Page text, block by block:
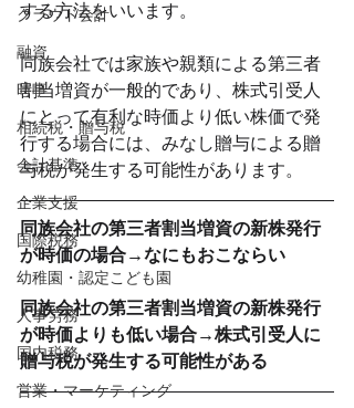
クラウド会計
融資
時事
相続税・贈与税
会計基準
企業支援
国際税務
幼稚園・認定こども園
人事労務
国内税務
営業・マーケティング
する方法をいいます。
同族会社では家族や親類による第三者
割当増資が一般的であり、株式引受人
にとって有利な時価より低い株価で発
行する場合には、みなし贈与による贈
与税が発生する可能性があります。
同族会社の第三者割当増資の新株発行
が時価の場合→なにもおこならい
同族会社の第三者割当増資の新株発行
が時価よりも低い場合→株式引受人に
贈与税が発生する可能性がある